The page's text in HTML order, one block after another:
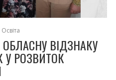
Освіта
ВІДЗНАКУ
У РОЗВИТОК